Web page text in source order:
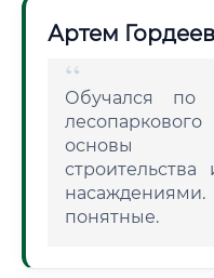
Артем Гордеев
Обучался по
основы
понятные.